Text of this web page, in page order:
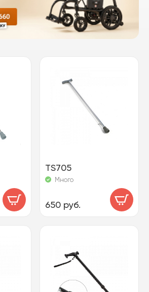
TS705
Много
650 руб.